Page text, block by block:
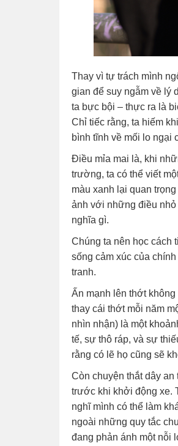
Thay vì tự trách mình
gian để suy ngẫm về lý
ta bực bội – thực ra là
Chỉ tiếc rằng, ta hiếm
bình tĩnh về mối lo ngại
Điều mỉa mai là, khi
trường, ta có thể viết
màu xanh lại quan
ảnh với những điều
nghĩa gì.
Chúng ta nên học cách
sống cảm xúc của
tranh.
Ấn mạnh lên thớt
thay cái thớt mỗi năm
nhìn nhận) là một
tế, sự thô ráp, và sự
rằng có lẽ họ cũng sẽ
Còn chuyện thắt dây
trước khi khởi động xe.
nghĩ mình có thể làm
ngoài những quy tắc
đang phản ánh một nỗi